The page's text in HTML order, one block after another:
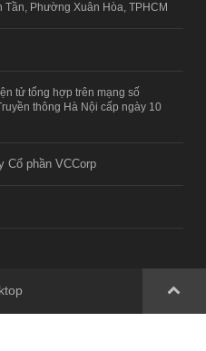
Tần, Phường Xuân Hòa, TPHCM
tử tổng hợp trên mạng số
thông Hà Nội cấp ngày 10
Cổ phần VCCorp